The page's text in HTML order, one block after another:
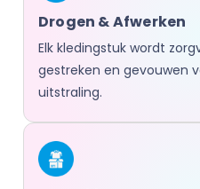
Drogen & Afwerken
Elk kledingstuk wordt
gestreken en gevouwen
uitstraling.